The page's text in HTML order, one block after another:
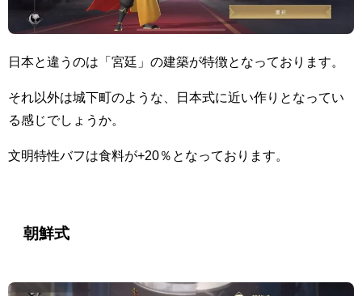
日本と違うのは「宮廷」の建築が特徴となっております。
それ以外は城下町のような、日本式に近い作りとなってい
る感じでしょうか。
文明特性バフは食料が+20％となっております。
朝鮮式